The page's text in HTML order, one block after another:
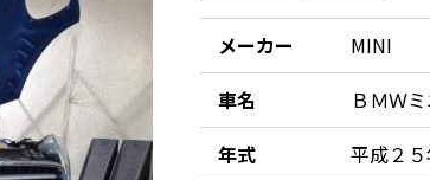
メーカー
MINI
車名
ＢＭＷ
年式
平成２